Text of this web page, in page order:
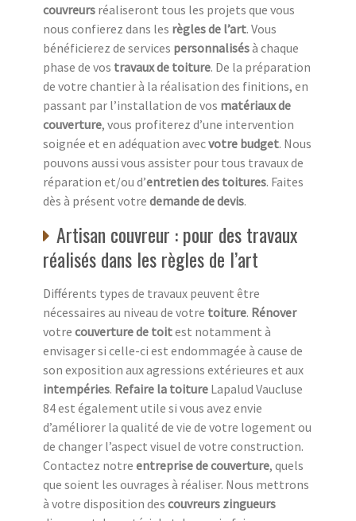
couvreurs réaliseront tous les projets que vous
nous confierez dans les règles de l’art. Vous
bénéficierez de services personnalisésà chaque
phase de vos travaux de toiture. De la préparation
de votre chantier à la réalisation des finitions, en
passant par l’installation de vos matériaux de
couverture, vous profiterez d’une intervention
soignée et en adéquation avecvotre budget. Nous
pouvons aussi vous assister pour tous travaux de
réparation et/ou d’entretien des toitures. Faites
dès à présent votre demande de devis.
Artisan couvreur : pour des travaux
réalisés dans les règles de l’art
Différents types de travaux peuvent être
nécessaires au niveau de votre toiture. Rénover
votre couverture de toitest notamment à
envisager si celle-ci est endommagée à cause de
son exposition aux agressions extérieures et aux
intempéries. Refaire la toiture Lapalud Vaucluse
84 est également utile si vous avez envie
d’améliorer la qualité de vie de votre logement ou
de changer l’aspect visuel de votre construction.
Contactez notre entreprise de couverture, quels
que soient les ouvrages à réaliser. Nous mettrons
à votre disposition des couvreurs zingueurs